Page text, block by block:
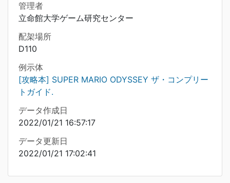
管理者
立命館大学ゲーム研究センター
配架場所
D110
例示体
[攻略本] SUPER MARIO ODYSSEY ザ・コンプリー
トガイド.
データ作成日
2022/01/21 16:57:17
データ更新日
2022/01/21 17:02:41